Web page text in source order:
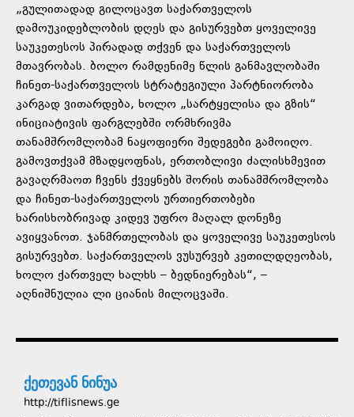
„გულითადად გილოცავთ საქართველოს
დამოუკიდებლობის დღეს და გისურვებთ ყოველივე
საუკეთესოს პირადად თქვენ და საქართველოს
მთავრობას. ბოლო რამდენიმე წლის განმავლობაში
ჩინეთ-საქართველოს სტრატეგიული პარტნიორობა
კარგად ვითარდება, ხოლო „სარტყელისა და გზის“
ინიციატივის ფარგლებში ორმხრივმა
თანამშრომლობამ ნაყოფიერი შედეგები გამოიღო.
გამოვთქვამ მზადყოფნას, ერთობლივი ძალისხმევით
გავაღრმაოთ ჩვენს ქვეყნებს შორის თანამშრომლობა
და ჩინეთ-საქართველოს ურთიერთობები
ხარისხობრივად კიდევ უფრო მაღალ დონეზე
ავიყვანოთ. ჯანმრთელობას და ყოველივე საუკეთესოს
გისურვებთ. საქართველოს ვუსურვებ კეთილდღეობას,
ხოლო ქართველ ხალხს – ბედნიერებას“, –
აღნიშნულია ლი ციანის მილოცვაში.
ქეთევან ნინუა
http://tiflisnews.ge